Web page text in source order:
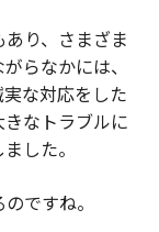
り、さまざま
らなかには、
な対応をした
なトラブルに
した。
ですね。